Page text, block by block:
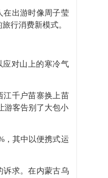
出游时像周子莹
行消费新模式。
对山上的寒冷气
千户苗寨换上苗
游客告别了大包小
其中以便携式运
求。在内蒙古乌